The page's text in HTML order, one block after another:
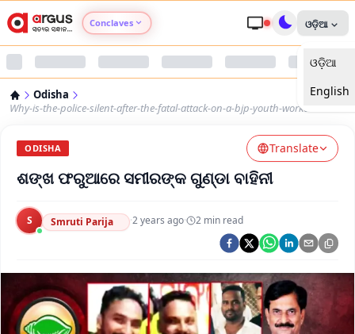
Conclaves
Argus Nari Shakti
Argus Health Connect
Argus Swaad Odisha
Argus Chalo Dekhein Apna Desh
ଓଡ଼ିଆ
ଓଡ଼ିଆ
English
Odisha
Why-is-the-police-silent-after-the-fatal-attack-on-a-bjp-youth-worker-
ODISHA Translate
ଶଙ୍ଖ ଫରୁଆରେ ସମୀରଙ୍କ ଗୁଣ୍ଡା ବାହିନୀ
S Smruti Parija ·2 years ago· 2 min read